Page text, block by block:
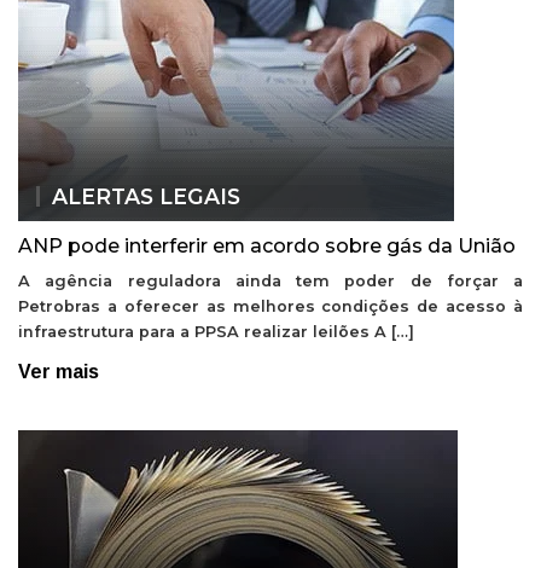
ALERTAS LEGAIS
ANP pode interferir em acordo sobre gás da União
A agência reguladora ainda tem poder de forçar a
Petrobras a oferecer as melhores condições de acesso à
infraestrutura para a PPSA realizar leilões A […]
Ver mais